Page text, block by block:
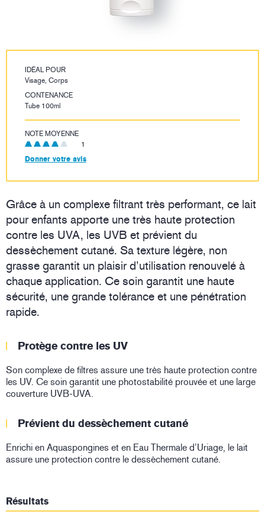
IDÉAL POUR
Visage, Corps
CONTENANCE
Tube 100ml
NOTE MOYENNE
1
Donner votre avis
Grâce à un complexe filtrant très performant, ce lait
pour enfants apporte une très haute protection
contre les UVA, les UVB et prévient du
dessèchement cutané. Sa texture légère, non
grasse garantit un plaisir d’utilisation renouvelé à
chaque application. Ce soin garantit une haute
sécurité, une grande tolérance et une pénétration
rapide.
Protège contre les UV
Son complexe de filtres assure une très haute protection contre
les UV. Ce soin garantit une photostabilité prouvée et une large
couverture UVB-UVA.
Prévient du dessèchement cutané
Enrichi en Aquaspongines et en Eau Thermale d’Uriage, le lait
assure une protection contre le dessèchement cutané.
Résultats